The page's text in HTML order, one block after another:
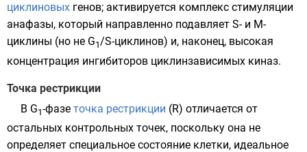
циклиновых генов; активируется комплекс стимуляции
анафазы, который направленно подавляет S- и M-
циклины (но не G1/S-циклинов) и, наконец, высокая
концентрация ингибиторов циклинзависимых киназ.
Точка рестрикции
В G1-фазе точка рестрикции (R) отличается от
остальных контрольных точек, поскольку она не
определяет специальное состояние клетки, идеальное